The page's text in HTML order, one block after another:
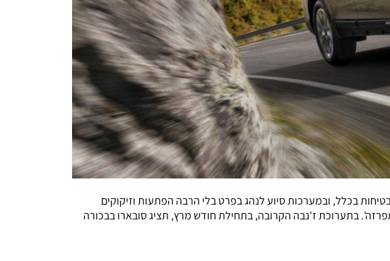
בכלל, ובמערכות סיוע לנהג בפרט בלי הרבה הפתעות וזיקוקים
בתערוכת ז'נבה הקרובה, בתחילת חודש מרץ, תציג סובארו בבכורה